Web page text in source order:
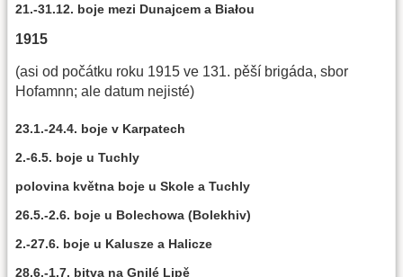
21.-31.12. boje mezi Dunajcem a Białou
1915
(asi od počátku roku 1915 ve 131. pěší brigáda, sbor
Hofamnn; ale datum nejisté)
23.1.-24.4. boje v Karpatech
2.-6.5. boje u Tuchly
polovina května boje u Skole a Tuchly
26.5.-2.6. boje u Bolechowa (Bolekhiv)
2.-27.6. boje u Kalusze a Halicze
28.6.-1.7. bitva na Gnilé Lipě